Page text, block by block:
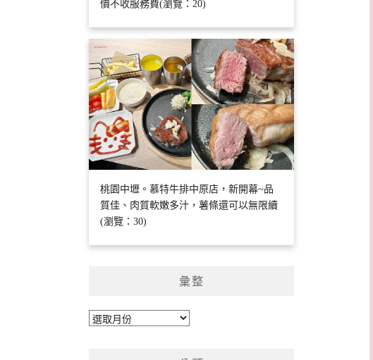
價不收服務費(瀏覽：20)
桃園中壢。慕特牛排中原店，新開幕~品
質佳、肉質軟嫩多汁，薯條還可以無限續
(瀏覽：30)
彙整
彙